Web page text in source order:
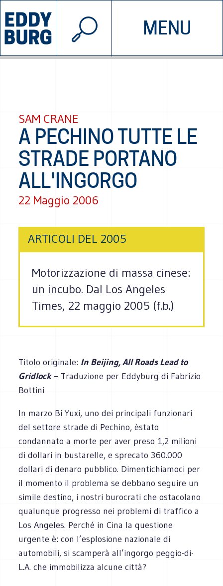
MENU
INIZIATIVE CHI SIAMO
© 2026 EDDYBURG
SAM CRANE
A PECHINO TUTTE LE
STRADE PORTANO
ALL'INGORGO
22 Maggio 2006
ARTICOLI DEL 2005
Motorizzazione di massa cinese:
un incubo. Dal Los Angeles
Times, 22 maggio 2005 (f.b.)
Titolo originale: In Beijing, All Roads Lead to
Gridlock– Traduzione per Eddyburg di Fabrizio
Bottini
In marzo Bi Yuxi, uno dei principali funzionari
del settore strade di Pechino, èstato
condannato a morte per aver preso 1,2 milioni
di dollari in bustarelle, e sprecato 360.000
dollari di denaro pubblico. Dimentichiamoci per
il momento il problema se debbano seguire un
simile destino, i nostri burocrati che ostacolano
qualunque progresso nei problemi di traffico a
Los Angeles. Perché in Cina la questione
urgente è: con l’esplosione nazionale di
automobili, si scamperà all’ingorgo peggio-di-
L.A. che immobilizza alcune città?